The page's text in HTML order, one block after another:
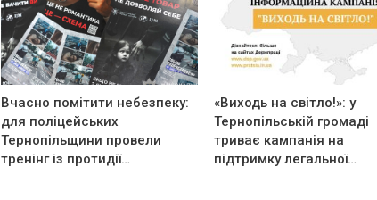
Вчасно помітити небезпеку:
для поліцейських
Тернопільщини провели
тренінг із протидії…
«Виходь на світло!»: у
Тернопільській громаді
триває кампанія на
підтримку легальної…